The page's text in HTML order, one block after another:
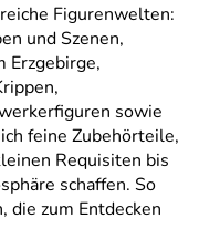
Figurenwelten:
und Szenen,
Erzgebirge,
sowie
feine Zubehörteile,
Requisiten bis
schaffen. So
zum Entdecken